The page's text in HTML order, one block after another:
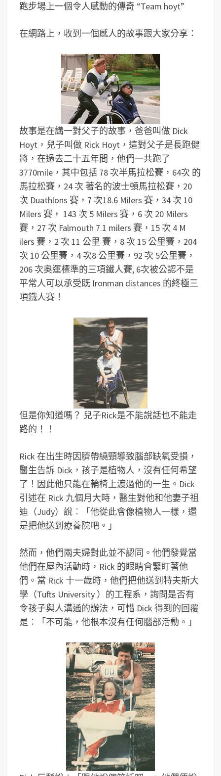
跑步場上一個令人感動的傳奇 “Team hoyt”
在網路上，收到一個感人的故事跟大家分享：
故事是在講一對父子的故事，爸爸叫做 Dick
Hoyt，兒子叫做 Rick Hoyt，這對父子是長跑健
將，在過去二十五年間，他們一共跑了
3770mile，其中包括 78 次半馬拉松賽，64次 的
馬拉松賽，24 次 著名的波士頓馬拉松賽，20
次 Duathlons 賽，7 次18.6 Milers 賽，34 次 10
Milers 賽， 143 次 5 Milers 賽，6 次 20 Milers
賽，27 次 Falmouth 7.1 milers 賽，15 次 4 M
ilers 賽，2 次 11 公里 賽，8 次 15 公里賽，204
次 10 公里賽，4 次8 公里賽，92 次 5公里賽，
206 次奧運標準的三項鐵人賽, 6次被公認不是
平常人可以承受既 Ironman distances 的終極三
項鐵人賽！
但是你知道嗎？ 兒子Rick是不能說話也不能走
路的！！
Rick 在出生時因臍帶繞頸導致腦部缺氧受損，
醫生告訴 Dick，孩子是植物人，沒有任何希望
了！因此他只能在輪椅上渡過他的一生。Dick
引述在 Rick 九個月大時，醫生對他和他妻子祖
迪（Judy）說︰「他從此會像植物人一樣，還
是把他送到療養院吧。」
然而，他們兩夫婦對此並不認同。他們發覺當
他們在屋內活動時，Rick 的眼睛會緊盯著他
們。當 Rick 十一歲時，他們把他送到特夫斯大
學（Tufts University ）的工程系，詢問是否有
令孩子與人溝通的辦法，可惜 Dick 得到的回覆
是︰「不可能，他根本沒有任何腦部活動。」